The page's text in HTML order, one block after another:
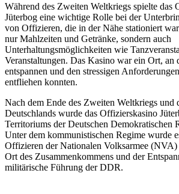
Während des Zweiten Weltkriegs spielte das
Jüterbog eine wichtige Rolle bei der
von Offizieren, die in der Nähe stationiert
nur Mahlzeiten und Getränke, sondern auch
Unterhaltungsmöglichkeiten wie
Veranstaltungen. Das Kasino war ein Ort, an
entspannen und den stressigen
entfliehen konnten.
Nach dem Ende des Zweiten Weltkriegs und
Deutschlands wurde das Offizierskasino
Territoriums der Deutschen Demokratischen
Unter dem kommunistischen Regime wurde
Offizieren der Nationalen Volksarmee (NVA)
Ort des Zusammenkommens und der
militärische Führung der DDR.